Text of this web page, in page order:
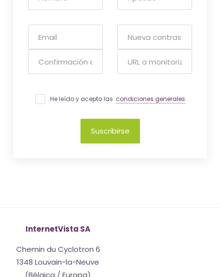
He leído y acepto las condiciones generales
Suscribirse
InternetVista SA
Chemin du Cyclotron 6
1348 Louvain-la-Neuve
(Bélgica / Europa)